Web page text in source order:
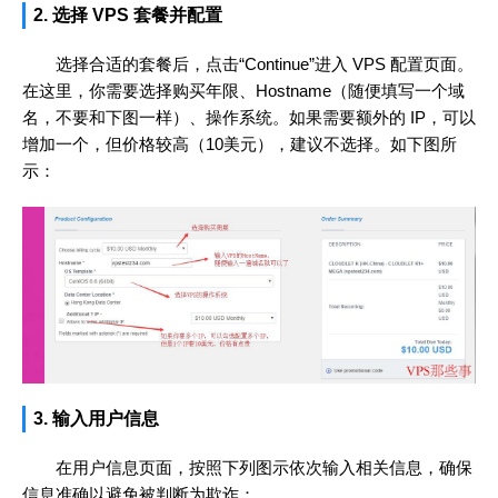
2. 选择 VPS 套餐并配置
选择合适的套餐后，点击“Continue”进入 VPS 配置页面。
在这里，你需要选择购买年限、Hostname（随便填写一个域
名，不要和下图一样）、操作系统。如果需要额外的 IP，可以
增加一个，但价格较高（10美元），建议不选择。如下图所
示：
3. 输入用户信息
在用户信息页面，按照下列图示依次输入相关信息，确保
信息准确以避免被判断为欺诈：